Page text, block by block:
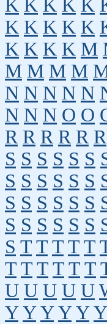
K K K K K
K K K K K
K K K K M
M M M M
N N N N N
N N N O O
R R R R R R
S S S S S S
S S S S S S
S S S S S S
S S S S S S
S T T T T T
T T T T T T
U U U U U
Y Y Y Y Y Y